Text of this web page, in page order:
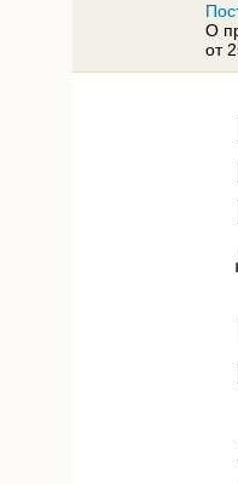
О
от